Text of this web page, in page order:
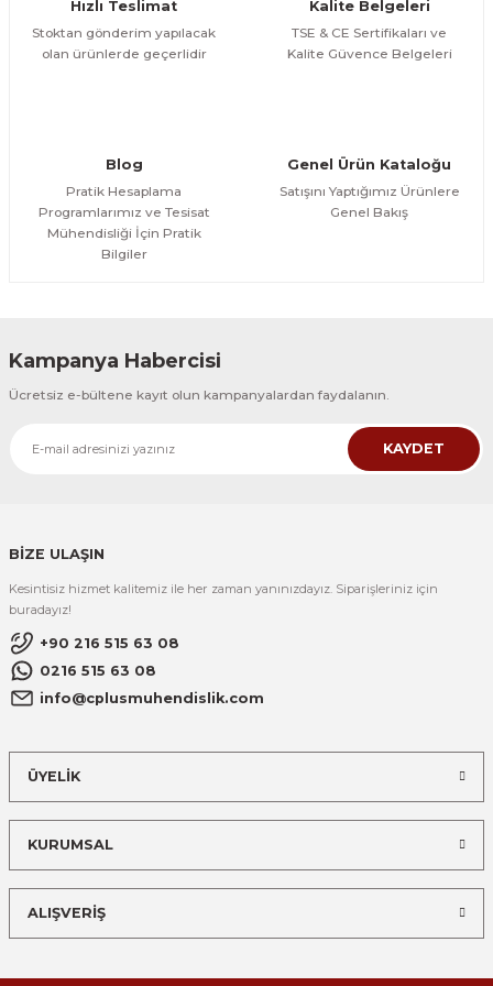
Hızlı Teslimat
Stoktan gönderim yapılacak
olan ürünlerde geçerlidir
Kalite Belgeleri
TSE & CE Sertifikaları ve
Kalite Güvence Belgeleri
Blog
Pratik Hesaplama
Programlarımız ve Tesisat
Mühendisliği İçin Pratik
Bilgiler
Genel Ürün Kataloğu
Satışını Yaptığımız Ürünlere
Genel Bakış
Kampanya Habercisi
Ücretsiz e-bültene kayıt olun kampanyalardan faydalanın.
KAYDET
BİZE ULAŞIN
Kesintisiz hizmet kalitemiz ile her zaman yanınızdayız. Siparişleriniz için
buradayız!
+90 216 515 63 08
0216 515 63 08
info@cplusmuhendislik.com
ÜYELİK
KURUMSAL
ALIŞVERİŞ